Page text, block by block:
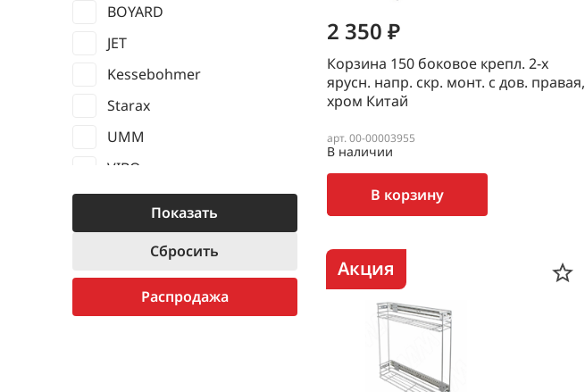
BOYARD
JET
Kessebohmer
Starax
UMM
VIBO
КИТАЙ
Распродажа
2 350 ₽
Корзина 150 боковое крепл. 2-х
ярусн. напр. скр. монт. с дов. правая,
хром Китай
арт. 00-00003955
В наличии
В корзину
Акция